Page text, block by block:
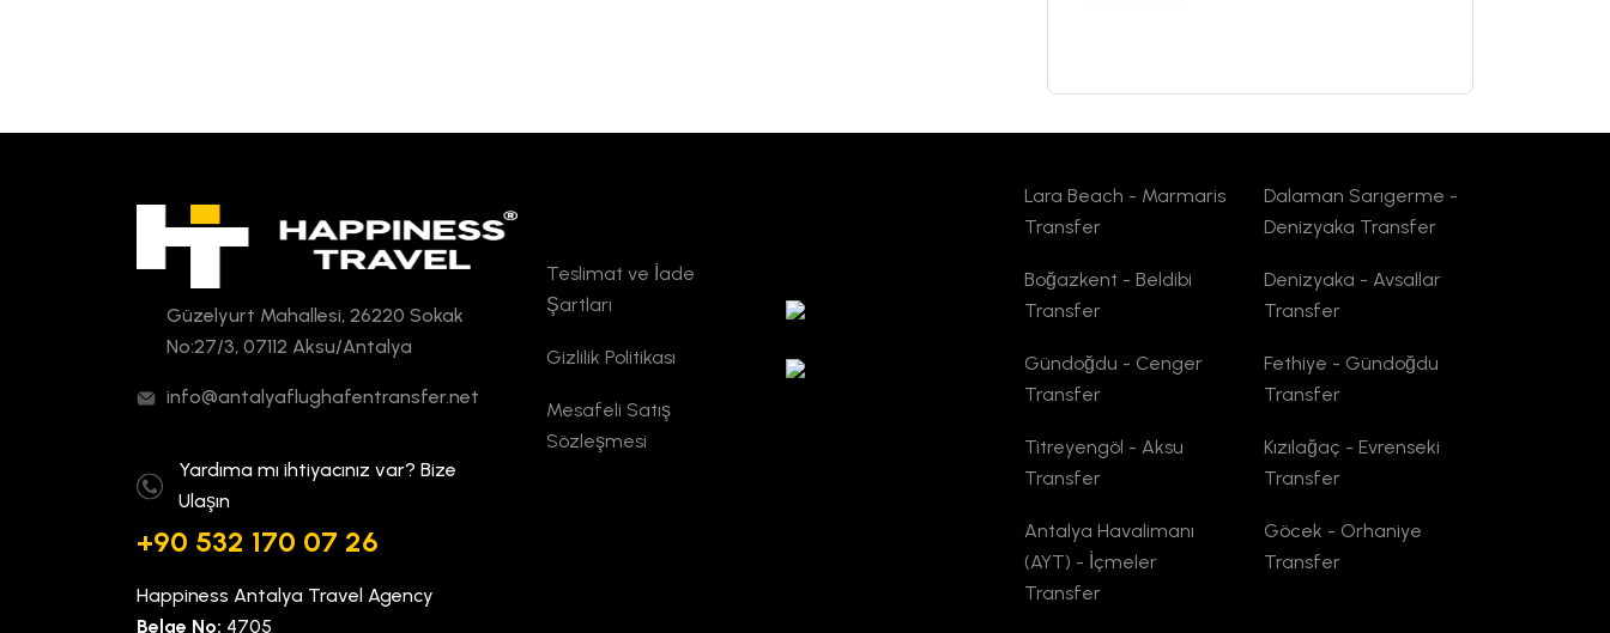
Güzelyurt Mahallesi, 26220 Sokak
No:27/3, 07112 Aksu/Antalya
info@antalyaflughafentransfer.net
Yardıma mı ihtiyacınız var? Bize
Ulaşın
+90 532 170 07 26
Happiness Antalya Travel Agency
Belge No: 4705
Teslimat ve İade
Şartları
Gizlilik Politikası
Mesafeli Satış
Sözleşmesi
Lara Beach - Marmaris
Transfer
Boğazkent - Beldibi
Transfer
Gündoğdu - Cenger
Transfer
Titreyengöl - Aksu
Transfer
Antalya Havalimanı
(AYT) - İçmeler
Transfer
Dalaman Sarıgerme -
Denizyaka Transfer
Denizyaka - Avsallar
Transfer
Fethiye - Gündoğdu
Transfer
Kızılağaç - Evrenseki
Transfer
Göcek - Orhaniye
Transfer